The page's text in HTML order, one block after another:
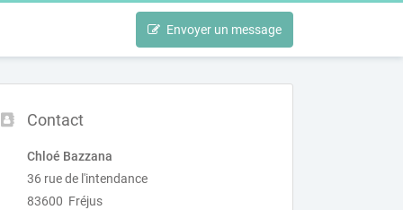
Envoyer un message
Contact
Chloé Bazzana
36 rue de l'intendance
83600 Fréjus